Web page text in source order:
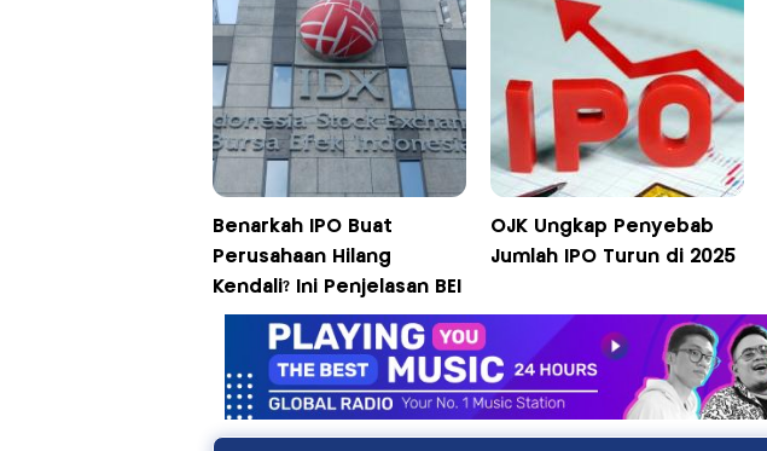
Benarkah IPO Buat
Perusahaan Hilang
Kendali? Ini Penjelasan BEI
OJK Ungkap Penyebab
Jumlah IPO Turun di 2025